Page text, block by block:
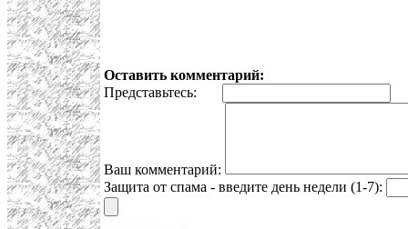
Оставить комментарий:
Представьтесь:
Ваш комментарий:
Защита от спама - введите день недели (1-7):